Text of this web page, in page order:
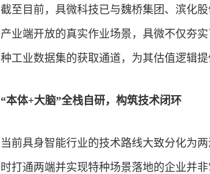
截至目前，具微科技已与魏桥集团、滨化
产业端开放的真实作业场景，具微不仅夯
种工业数据集的获取通道，为其估值逻辑提
“本体+大脑”全栈自研，构筑技术闭环
当前具身智能行业的技术路线大致分化为
时打通两端并实现特种场景落地的企业并非